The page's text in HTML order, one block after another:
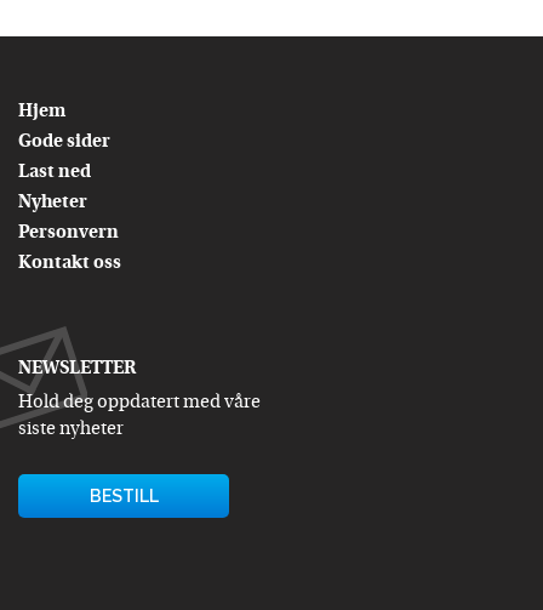
Hjem
Gode sider
Last ned
Nyheter
Personvern
Kontakt oss
NEWSLETTER
Hold deg oppdatert med våre
siste nyheter
BESTILL